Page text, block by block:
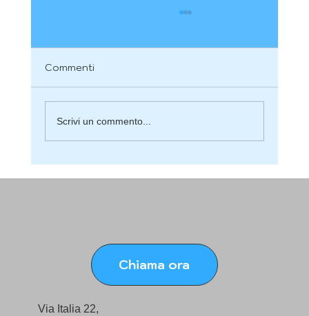
Commenti
Scrivi un commento...
Chiama ora
Via Italia 22,